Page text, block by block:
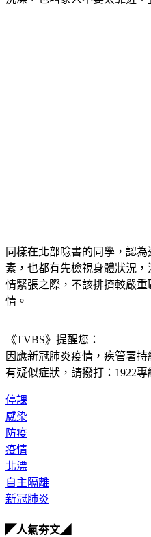
同樣在北部唸書的同學，認
素，也都有先檢視身體狀況
情緊張之際，不該排擠較嚴
情。
《TVBS》提醒您：
因應新冠肺炎疫情，疾管署
有疑似症狀，請撥打：1922專
停課
感染
防疫
疫情
北漂
自主隔離
新冠肺炎
◤人氣夯文◢